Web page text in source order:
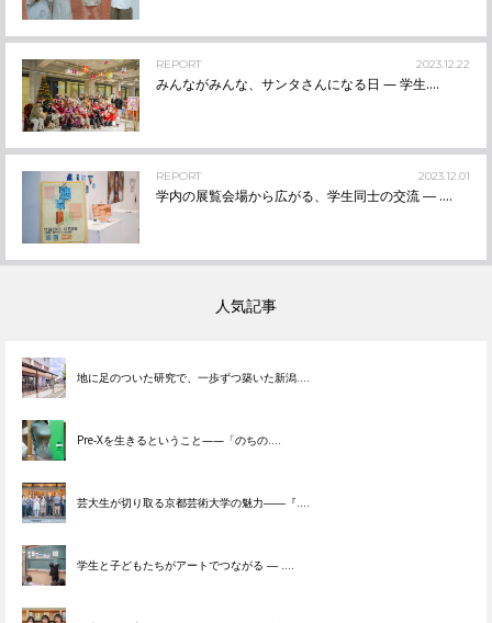
REPORT 2023.12.22
みんながみんな、サンタさんになる日 — 学生....
REPORT 2023.12.01
学内の展覧会場から広がる、学生同士の交流 ― ....
人気記事
地に足のついた研究で、一歩ずつ築いた新潟....
Pre-Xを生きるということ——「のちの....
芸大生が切り取る京都芸術大学の魅力――『....
学生と子どもたちがアートでつながる ― ....